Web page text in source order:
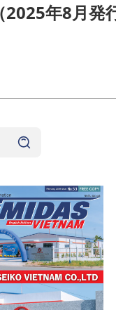
年8月発